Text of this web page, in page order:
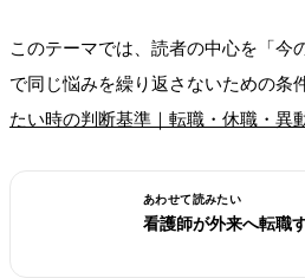
このテーマでは、読者の中心を「今
で同じ悩みを繰り返さないための条
たい時の判断基準｜転職・休職・異
あわせて読みたい
看護師が外来へ転職